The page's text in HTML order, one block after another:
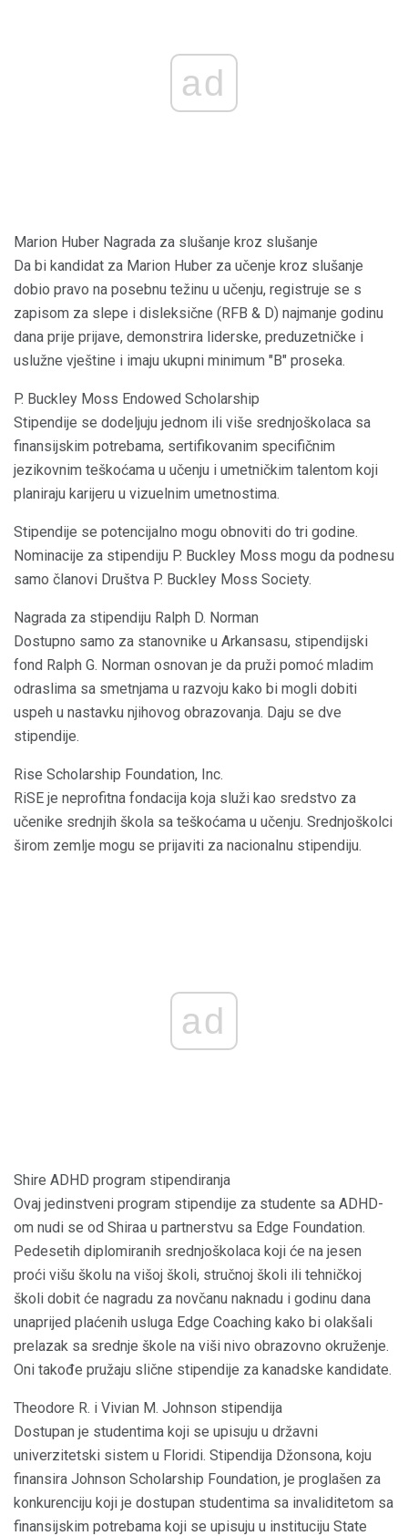
ad
Marion Huber Nagrada za slušanje kroz slušanje
Da bi kandidat za Marion Huber za učenje kroz slušanje
dobio pravo na posebnu težinu u učenju, registruje se s
zapisom za slepe i disleksične (RFB & D) najmanje godinu
dana prije prijave, demonstrira liderske, preduzetničke i
uslužne vještine i imaju ukupni minimum "B" proseka.
P. Buckley Moss Endowed Scholarship
Stipendije se dodeljuju jednom ili više srednjoškolaca sa
finansijskim potrebama, sertifikovanim specifičnim
jezikovnim teškoćama u učenju i umetničkim talentom koji
planiraju karijeru u vizuelnim umetnostima.
Stipendije se potencijalno mogu obnoviti do tri godine.
Nominacije za stipendiju P. Buckley Moss mogu da podnesu
samo članovi Društva P. Buckley Moss Society.
Nagrada za stipendiju Ralph D. Norman
Dostupno samo za stanovnike u Arkansasu, stipendijski
fond Ralph G. Norman osnovan je da pruži pomoć mladim
odraslima sa smetnjama u razvoju kako bi mogli dobiti
uspeh u nastavku njihovog obrazovanja. Daju se dve
stipendije.
Rise Scholarship Foundation, Inc.
RiSE je neprofitna fondacija koja služi kao sredstvo za
učenike srednjih škola sa teškoćama u učenju. Srednjoškolci
širom zemlje mogu se prijaviti za nacionalnu stipendiju.
ad
Shire ADHD program stipendiranja
Ovaj jedinstveni program stipendije za studente sa ADHD-
om nudi se od Shiraa u partnerstvu sa Edge Foundation.
Pedesetih diplomiranih srednjoškolaca koji će na jesen
proći višu školu na višoj školi, stručnoj školi ili tehničkoj
školi dobit će nagradu za novčanu naknadu i godinu dana
unaprijed plaćenih usluga Edge Coaching kako bi olakšali
prelazak sa srednje škole na viši nivo obrazovno okruženje.
Oni takođe pružaju slične stipendije za kanadske kandidate.
Theodore R. i Vivian M. Johnson stipendija
Dostupan je studentima koji se upisuju u državni
univerzitetski sistem u Floridi. Stipendija Džonsona, koju
finansira Johnson Scholarship Foundation, je proglašen za
konkurenciju koji je dostupan studentima sa invaliditetom sa
finansijskim potrebama koji se upisuju u instituciju State